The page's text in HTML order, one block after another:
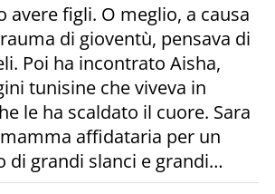
avere figli. O meglio, a causa
di gioventù, pensava di
Poi ha incontrato Aisha,
tunisine che viveva in
le ha scaldato il cuore. Sara
affidataria per un
di grandi slanci e grandi…